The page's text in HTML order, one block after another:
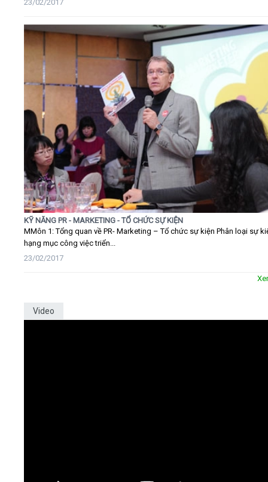
23/02/2017
KỸ NĂNG PR - MARKETING - TỔ CHỨC SỰ KIỆN
MMôn 1: Tổng quan về PR- Marketing – Tổ chức sự kiện Phân loại sự
hạng mục công việc triển...
23/02/2017
Video